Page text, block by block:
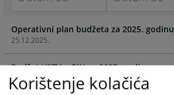
forward
to
interact
with
the
forward
interact
with
the
25.12.2025.
Operativni plan budžeta za 2025. godinu
25.12.2025.
Budžet VSTV-a BiH za 2025. godinu
Korištenje kolačića